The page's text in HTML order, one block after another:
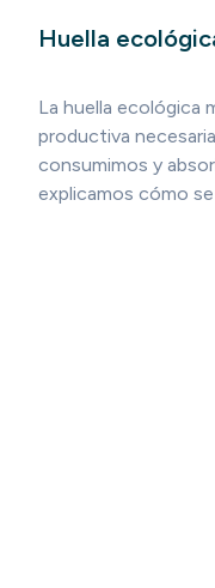
Huella
La huella ecológica
productiva
consumimos y
explicamos cómo